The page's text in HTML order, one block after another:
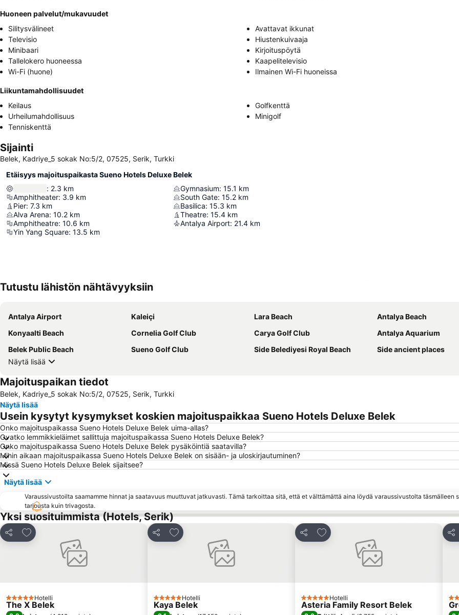
Huoneen palvelut/mukavuudet
Silitysvälineet
Avattavat ikkunat
Televisio
Hiustenkuivaaja
Minibaari
Kirjoituspöytä
Tallelokero huoneessa
Kaapelitelevisio
Wi-Fi (huone)
Ilmainen Wi-Fi huoneissa
Liikuntamahdollisuudet
Keilaus
Golfkenttä
Urheilumahdollisuus
Minigolf
Tenniskenttä
Sijainti
Belek, Kadriye_5 sokak No:5/2, 07525, Serik, Turkki
Etäisyys majoituspaikasta Sueno Hotels Deluxe Belek
: 2.3 km
Amphitheater: 3.9 km
Pier: 7.3 km
Alva Arena: 10.2 km
Amphitheatre: 10.6 km
Yin Yang Square: 13.5 km
Gymnasium: 15.1 km
South Gate: 15.2 km
Basilica: 15.3 km
Theatre: 15.4 km
Antalya Airport: 21.4 km
Tutustu lähistön nähtävyyksiin
Antalya Airport Kaleiçi Lara Beach
Antalya Beach
Konyaalti Beach
Cornelia Golf Club Carya Golf Club
Antalya Aquarium
Belek Public Beach
Sueno Golf Club Side Belediyesi Royal Beach
Side ancient places
Näytä lisää
Majoituspaikan tiedot
Belek, Kadriye_5 sokak No:5/2, 07525, Serik, Turkki
Näytä lisää
Usein kysytyt kysymykset koskien majoituspaikkaa Sueno Hotels Deluxe Belek
Onko majoituspaikassa Sueno Hotels Deluxe Belek uima-allas?
Ovatko lemmikkieläimet sallittuja majoituspaikassa Sueno Hotels Deluxe Belek?
Onko majoituspaikassa Sueno Hotels Deluxe Belek pysäköintiä saatavilla?
Mihin aikaan majoituspaikassa Sueno Hotels Deluxe Belek on sisään- ja uloskirjautuminen?
Missä Sueno Hotels Deluxe Belek sijaitsee?
Näytä lisää
Varaussivustoilta saamamme hinnat ja saatavuus muuttuvat jatkuvasti. Tämä tarkoittaa sitä, että et välttämättä aina löydä varaussivustolta täsmälleen
tarjousta kuin trivagosta.
Yksi suosituimmista (Hotels, Serik)
Jaa
Lisää suosikkeihin
5 Tähtiluokitus
Hotelli
The X Belek
Jaa
Lisää suosikkeihin
5 Tähtiluokitus
Hotelli
Kaya Belek
Jaa
Lisää suosikkeihin
5 Tähtiluokitus
Hotelli
Asteria Family Resort Belek
Jaa
5